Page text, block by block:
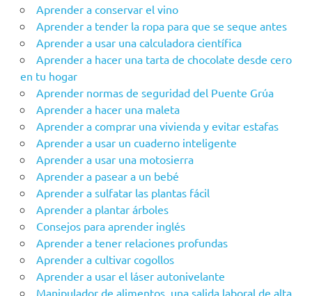
Aprender a conservar el vino
Aprender a tender la ropa para que se seque antes
Aprender a usar una calculadora científica
Aprender a hacer una tarta de chocolate desde cero
en tu hogar
Aprender‌ ‌‌normas‌ ‌de‌ ‌seguridad‌ ‌del‌ ‌Puente‌ ‌Grúa‌ ‌
Aprender a hacer una maleta
Aprender a comprar una vivienda y evitar estafas
Aprender a usar un cuaderno inteligente
Aprender a usar una motosierra
Aprender a pasear a un bebé
Aprender a sulfatar las plantas fácil
Aprender a plantar árboles
Consejos para aprender inglés
Aprender a tener relaciones profundas
Aprender a cultivar cogollos
Aprender a usar el láser autonivelante
Manipulador de alimentos, una salida laboral de alta